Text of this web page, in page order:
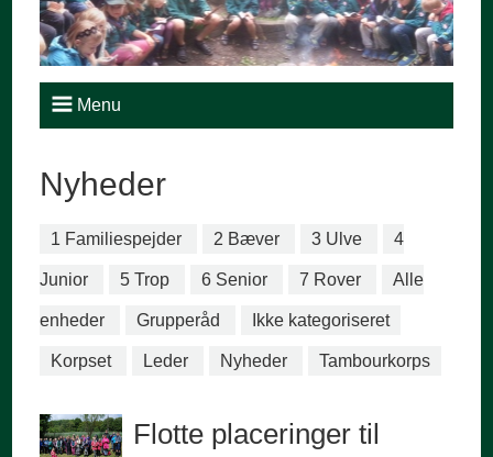
Menu
Nyheder
1 Familiespejder 2 Bæver 3 Ulve 4
Junior 5 Trop 6 Senior 7 Rover Alle
enheder Grupperåd Ikke kategoriseret
Korpset Leder Nyheder Tambourkorps
Flotte placeringer til